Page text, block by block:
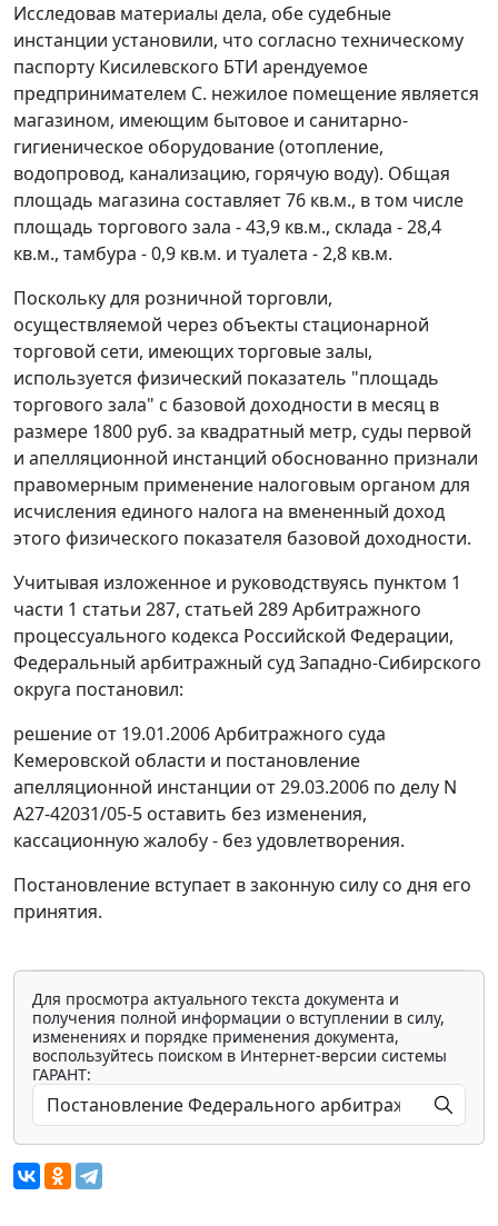
Исследовав материалы дела, обе судебные
инстанции установили, что согласно техническому
паспорту Кисилевского БТИ арендуемое
предпринимателем С. нежилое помещение является
магазином, имеющим бытовое и санитарно-
гигиеническое оборудование (отопление,
водопровод, канализацию, горячую воду). Общая
площадь магазина составляет 76 кв.м., в том числе
площадь торгового зала - 43,9 кв.м., склада - 28,4
кв.м., тамбура - 0,9 кв.м. и туалета - 2,8 кв.м.
Поскольку для розничной торговли,
осуществляемой через объекты стационарной
торговой сети, имеющих торговые залы,
используется физический показатель "площадь
торгового зала" с базовой доходности в месяц в
размере 1800 руб. за квадратный метр, суды первой
и апелляционной инстанций обоснованно признали
правомерным применение налоговым органом для
исчисления единого налога на вмененный доход
этого физического показателя базовой доходности.
Учитывая изложенное и руководствуясь пунктом 1
части 1 статьи 287, статьей 289Арбитражного
процессуального кодекса Российской Федерации,
Федеральный арбитражный суд Западно-Сибирского
округа постановил:
решение от 19.01.2006 Арбитражного суда
Кемеровской области и постановление
апелляционной инстанции от 29.03.2006 по делу N
А27-42031/05-5 оставить без изменения,
кассационную жалобу - без удовлетворения.
Постановление вступает в законную силу со дня его
принятия.
Для просмотра актуального текста документа и
получения полной информации о вступлении в силу,
изменениях и порядке применения документа,
воспользуйтесь поиском в Интернет-версии системы
ГАРАНТ: